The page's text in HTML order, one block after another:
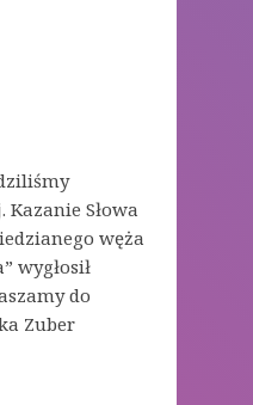
Słowa
węża
wygłosił
do
Zuber